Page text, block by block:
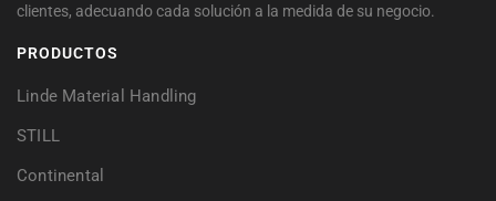
clientes, adecuando cada solución a la medida de su negocio.
PRODUCTOS
Linde Material Handling
STILL
Continental